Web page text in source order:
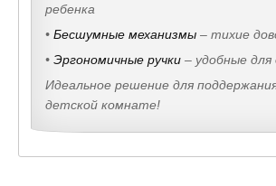
ребенка
• Бесшумные механизмы – тихие
• Эргономичные ручки – удобные для
Идеальное решение для
детской комнате!